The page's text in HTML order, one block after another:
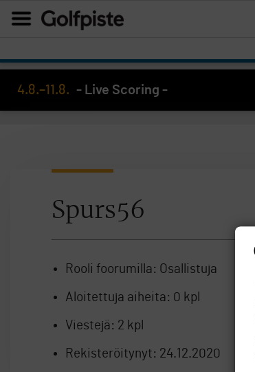
4.8.–11.8. - Live Scoring -
Spurs56
Rooli foorumilla: Osallistuja
Aloitettuja aiheita: 0 kpl
Viestejä: 2 kpl
Rekisteröitynyt: 24.12.2020